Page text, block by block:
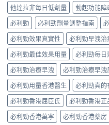
他達拉非每日低劑量 勃起功能障
必利勁
必利勁劑量調整指南
必利勁效果真實性
必利勁早洩治
必利勁最佳效果用量
必利勁每日
必利勁治療早洩
必利勁治療早洩
必利勁用量香港醫生
必利勁真的
必利勁香港屈臣氏
必利勁香港正
必利勁香港萬寧
必利勁香港藥房